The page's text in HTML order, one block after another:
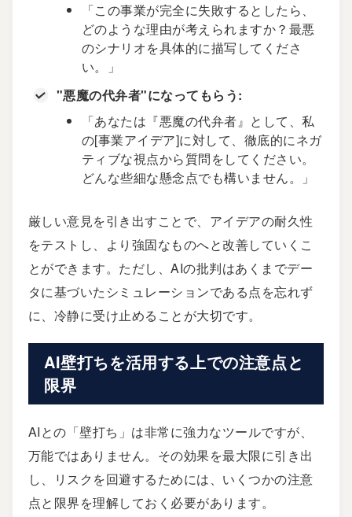
「この事業が完全に失敗するとしたら、
どのような理由が考えられますか？最悪
のシナリオを具体的に描写してくださ
い。」
"悪魔の代弁者"になってもらう:
「あなたは『悪魔の代弁者』として、私
の[事業アイデア]に対して、徹底的にネガ
ティブな視点から質問をしてください。
どんな些細な懸念点でも構いません。」
厳しい意見を引き出すことで、アイデアの耐久性
をテストし、より強固なものへと改善していくこ
とができます。ただし、AIの批判はあくまでデー
タに基づいたシミュレーションである点を忘れず
に、冷静に受け止めることが大切です。
AI壁打ちを活用する上での注意点と
限界
AIとの「壁打ち」は非常に強力なツールですが、
万能ではありません。その効果を最大限に引き出
し、リスクを回避するためには、いくつかの注意
点と限界を理解しておく必要があります。